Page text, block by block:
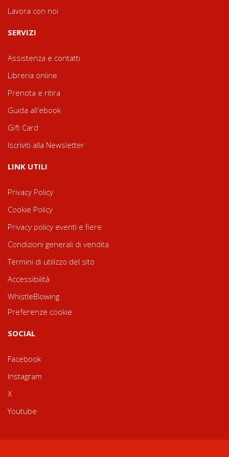
Lavora con noi
SERVIZI
Assistenza e contatti
Libreria online
Prenota e ritira
Guida all'ebook
Gift Card
Iscriviti alla Newsletter
LINK UTILI
Privacy Policy
Cookie Policy
Privacy policy eventi e fiere
Condizioni generali di vendita
Termini di utilizzo del sito
Accessibilità
WhistleBlowing
Preferenze cookie
SOCIAL
Facebook
Instagram
X
Youtube